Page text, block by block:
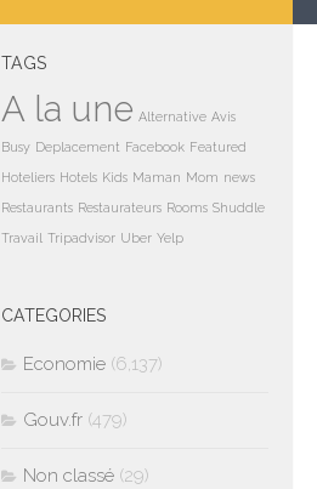
TAGS
A la une Alternative Avis
Busy Deplacement Facebook Featured
Hoteliers Hotels Kids Maman Mom news
Restaurants Restaurateurs Rooms Shuddle
Travail Tripadvisor Uber Yelp
CATEGORIES
Economie (6,137)
Gouv.fr (479)
Non classé (29)